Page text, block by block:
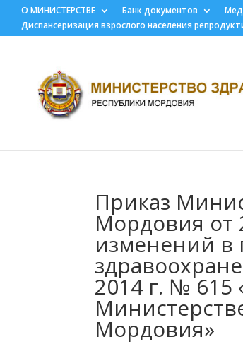
О МИНИСТЕРСТВЕ Банк документов
Диспансеризация взрослого населения
Приказ
Мордовия от
изменений в
2014 г. №
Мордовия»